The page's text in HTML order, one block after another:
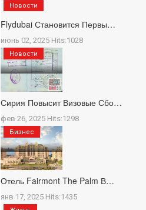
Flydubai Становится Первы…
июнь 02, 2025 Hits:1028
Новости
Сирия Повысит Визовые Сбо…
фев 26, 2025 Hits:1298
Новости
Отель Fairmont The Palm В…
янв 17, 2025 Hits:1435
Бизнес